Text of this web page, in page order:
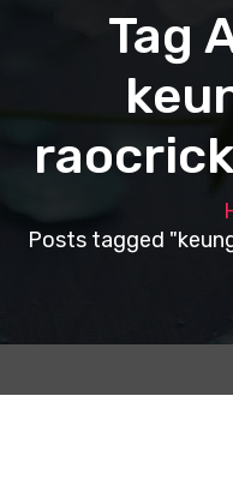
Tag
Posts tagged